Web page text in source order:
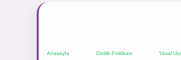
Anasayfa Gizlilik Politikası Yasal